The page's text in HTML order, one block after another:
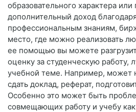
образовательного характера или
дополнительный доход
профессиональным знаниям,
место, где можно реализовать
ее помощью вы можете
оценку за студенческую работу,
учебной теме. Например, может
сдать доклад, реферат,
Особенно это может быть
совмещающих работу и учебу